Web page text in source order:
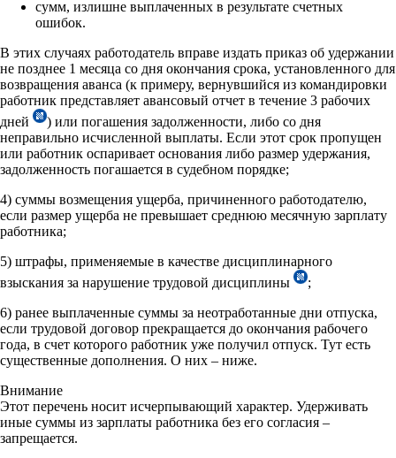
сумм, излишне выплаченных в результате счетных
ошибок.
В этих случаях работодатель вправе издать приказ об удержании
не позднее 1 месяца со дня окончания срока, установленного для
возвращения аванса (к примеру, вернувшийся из командировки
работник представляет авансовый отчет в течение 3 рабочих
дней
) или погашения задолженности, либо со дня
неправильно исчисленной выплаты. Если этот срок пропущен
или работник оспаривает основания либо размер удержания,
задолженность погашается в судебном порядке;
4) суммы возмещения ущерба, причиненного работодателю,
если размер ущерба не превышает среднюю месячную зарплату
работника;
5) штрафы, применяемые в качестве дисциплинарного
взыскания за нарушение трудовой дисциплины
;
6) ранее выплаченные суммы за неотработанные дни отпуска,
если трудовой договор прекращается до окончания рабочего
года, в счет которого работник уже получил отпуск. Тут есть
существенные дополнения. О них – ниже.
Внимание
Этот перечень носит исчерпывающий характер. Удерживать
иные суммы из зарплаты работника без его согласия –
запрещается.